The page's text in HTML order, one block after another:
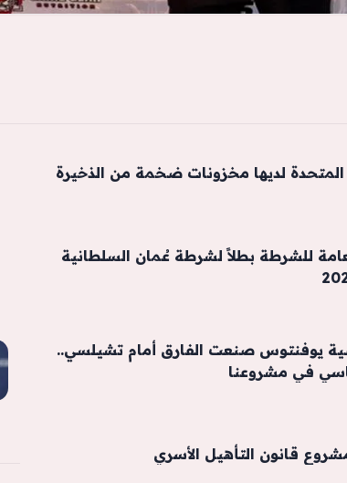
المتحدة لديها مخزونات ضخمة من الذخيرة
للشرطة بطلاً لشرطة عُمان السلطانية
يوفنتوس صنعت الفارق أمام تشيلسي..
في مشروعنا
قانون التأهيل الأسري